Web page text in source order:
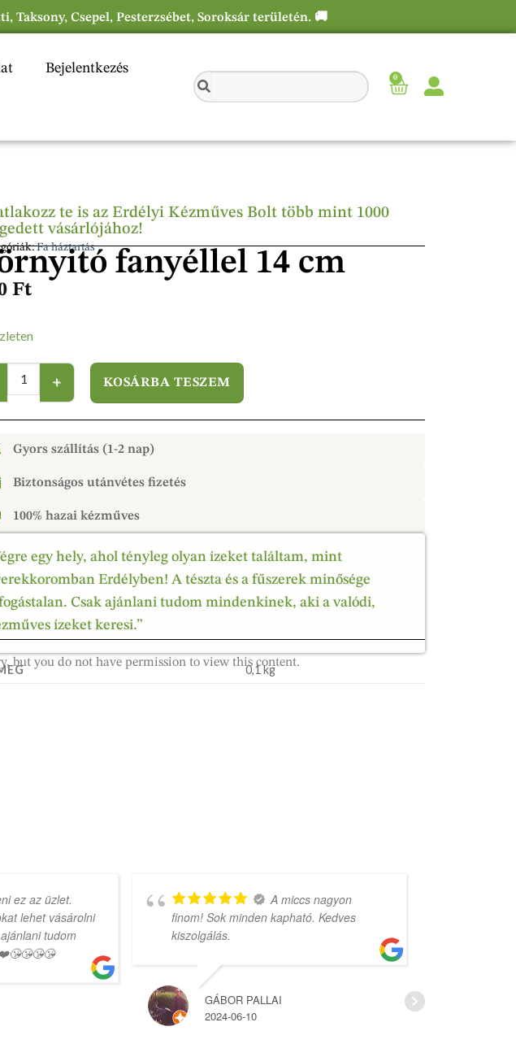
Taksony, Csepel, Pesterzsébet, Soroksár területén. 🚚
Bejelentkezés
0
te is az Erdélyi Kézműves Bolt több mint 1000
vásárlójához!
Fa háztartás fanyéllel 14 cm
Ft
KOSÁRBA TESZEM
Gyors szállítás (1-2 nap)
Biztonságos utánvétes fizetés
100% hazai kézműves
egy hely, ahol tényleg olyan ízeket találtam, mint
Erdélyben! A tészta és a fűszerek minősége
Csak ajánlani tudom mindenkinek, aki a valódi,
ízeket keresi.”
but you do not have permission to view this content.
0,1 kg
az üzlet.
lehet vásárolni
tudom
A miccs nagyon
finom! Sok minden kapható. Kedves
kiszolgálás.
GÁBOR PALLAI
2024-06-10